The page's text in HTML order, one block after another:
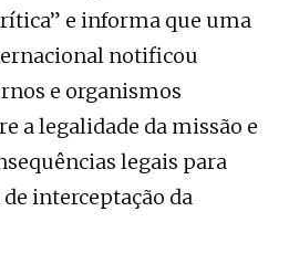
e informa que uma
notificou
e organismos
a legalidade da missão e
legais para
interceptação da